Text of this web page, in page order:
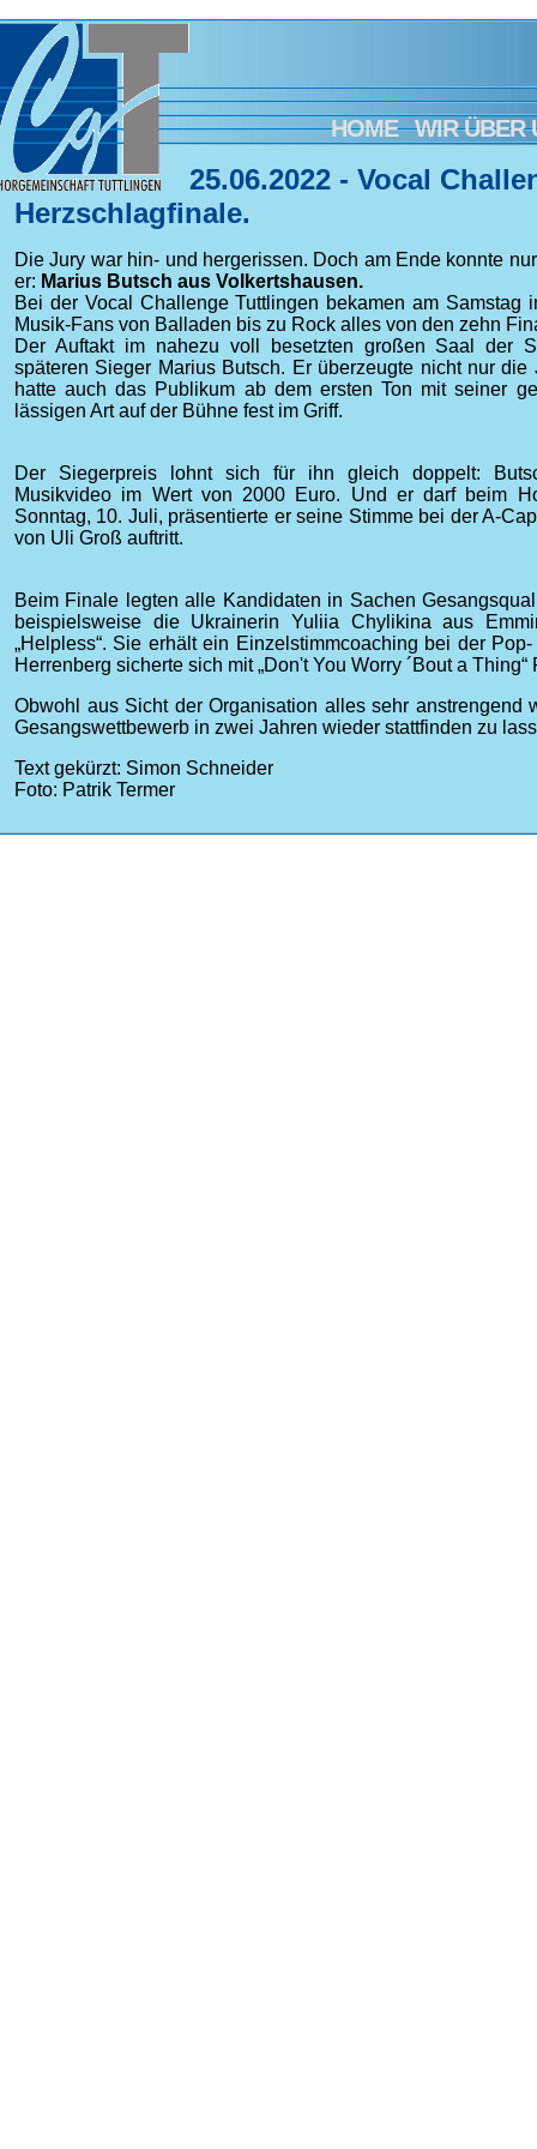
HOME WIR ÜBER
25.06.2022 - Vocal
Herzschlagfinale.
Die Jury war hin- und hergerissen. Doch am Ende konnte
er: Marius Butsch aus Volkertshausen.
Bei der Vocal Challenge Tuttlingen bekamen am Samstag
Musik-Fans von Balladen bis zu Rock alles von den zehn
Der Auftakt im nahezu voll besetzten großen Saal der
späteren Sieger Marius Butsch. Er überzeugte nicht nur die
hatte auch das Publikum ab dem ersten Ton mit seiner
lässigen Art auf der Bühne fest im Griff.
Der Siegerpreis lohnt sich für ihn gleich doppelt:
Musikvideo im Wert von 2000 Euro. Und er darf beim
Sonntag, 10. Juli, präsentierte er seine Stimme bei der A-
von Uli Groß auftritt.
Beim Finale legten alle Kandidaten in Sachen
beispielsweise die Ukrainerin Yuliia Chylikina aus
„Helpless“. Sie erhält ein Einzelstimmcoaching bei der
Herrenberg sicherte sich mit „Don't You Worry ´Bout a
Obwohl aus Sicht der Organisation alles sehr
Gesangswettbewerb in zwei Jahren wieder stattfinden zu
Text gekürzt: Simon Schneider
Foto: Patrik Termer